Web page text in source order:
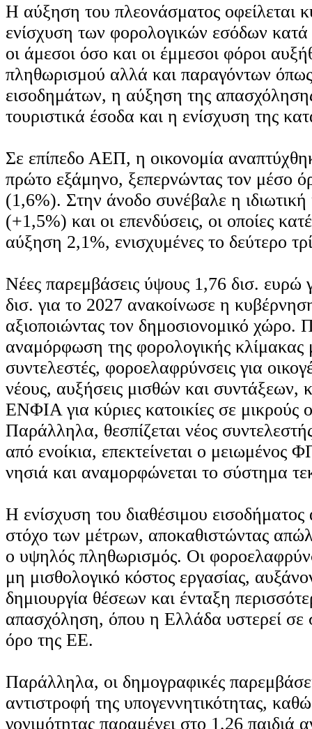
Η αύξηση του πλεονάσματος οφείλεται
ενίσχυση των φορολογικών εσόδων
οι άμεσοι όσο και οι έμμεσοι φόροι
πληθωρισμού αλλά και παραγόντων
εισοδημάτων, η αύξηση της
τουριστικά έσοδα και η ενίσχυση της
Σε επίπεδο ΑΕΠ, η οικονομία
πρώτο εξάμηνο, ξεπερνώντας τον μέσο
(1,6%). Στην άνοδο συνέβαλε η
(+1,5%) και οι επενδύσεις, οι οποίες
αύξηση 2,1%, ενισχυμένες το δεύτερο
Νέες παρεμβάσεις ύψους 1,76 δισ. ευρώ
δισ. για το 2027 ανακοίνωσε η
αξιοποιώντας τον δημοσιονομικό χώρο.
αναμόρφωση της φορολογικής κλίμακας
συντελεστές, φοροελαφρύνσεις για
νέους, αυξήσεις μισθών και συντάξεων,
ΕΝΦΙΑ για κύριες κατοικίες σε μικρούς
Παράλληλα, θεσπίζεται νέος
από ενοίκια, επεκτείνεται ο μειωμένος
νησιά και αναμορφώνεται το σύστημα
Η ενίσχυση του διαθέσιμου εισοδήματος
στόχο των μέτρων, αποκαθιστώντας
ο υψηλός πληθωρισμός. Οι
μη μισθολογικό κόστος εργασίας,
δημιουργία θέσεων και ένταξη
απασχόληση, όπου η Ελλάδα υστερεί σε
όρο της ΕΕ.
Παράλληλα, οι δημογραφικές
αντιστροφή της υπογεννητικότητας,
γονιμότητας παραμένει στο 1,26 παιδιά